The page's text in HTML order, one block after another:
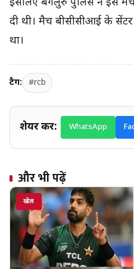
दी थी। मैच बीसीसीआई के
था।
टैग: #rcb
शेयर करें: WhatsApp
और भी पढ़ें
खेल